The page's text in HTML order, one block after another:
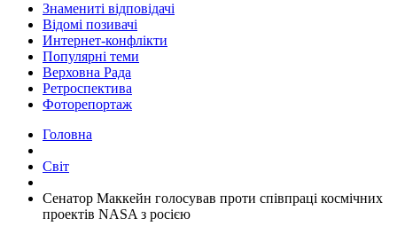
Знамениті відповідачі
Відомі позивачі
Интернет-конфлікти
Популярні теми
Верховна Рада
Ретроспектива
Фоторепортаж
Головна
Світ
​Сенатор Маккейн голосував проти співпраці космічних
проектів NASA з росією